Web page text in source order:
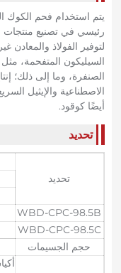
يتم استخدام فحم الكوك
رئيسي في تصنيع منتجات
لتوفير الفولاذ والمعادن
السيليكون المتفحمة،
الصنفرة، وما إلى ذلك؛
الاصطناعية والإيثيل
أيضًا كوقود.
تحديد
تحديد
WBD-CPC-98.5B
WBD-CPC-98.5C
حجم الجسيمات
أكياس 25 كجم، ومن ثم